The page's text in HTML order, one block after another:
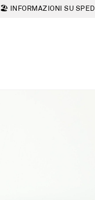
🏖 INFORMAZIONI SU